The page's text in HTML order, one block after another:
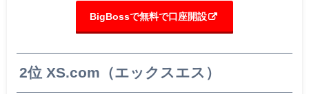
BigBossで無料で口座開設
2位 XS.com（エックスエス）